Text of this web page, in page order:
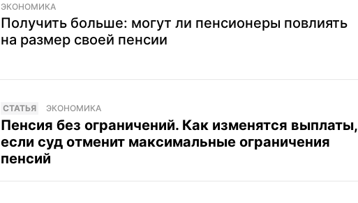
ЭКОНОМИКА
Получить больше: могут ли пенсионеры повлиять
на размер своей пенсии
CТАТЬЯ ЭКОНОМИКА
Пенсия без ограничений. Как изменятся выплаты,
если суд отменит максимальные ограничения
пенсий